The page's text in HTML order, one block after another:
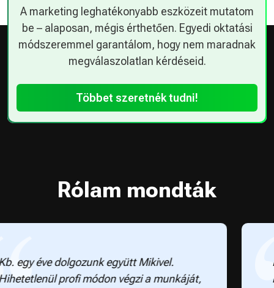
A marketing leghatékonyabb eszközeit mutatom
be – alaposan, mégis érthetően. Egyedi oktatási
módszeremmel garantálom, hogy nem maradnak
megválaszolatlan kérdéseid.
Többet szeretnék tudni!
Rólam mondták
éve dolgozunk együtt Mikivel.
profi módon végzi a munkáját,